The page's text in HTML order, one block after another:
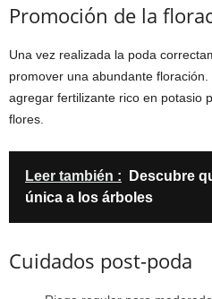
Promoción de la
Una vez realizada la poda
promover una abundante
agregar fertilizante rico en potasio
flores.
Leer también :
Descubre
única a los árboles
Cuidados post-poda